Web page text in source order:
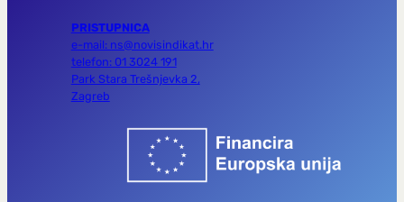
PRISTUPNICA
e-mail: ns@novisindikat.hr
telefon: 01 3024 191
Park Stara Trešnjevka 2,
Zagreb